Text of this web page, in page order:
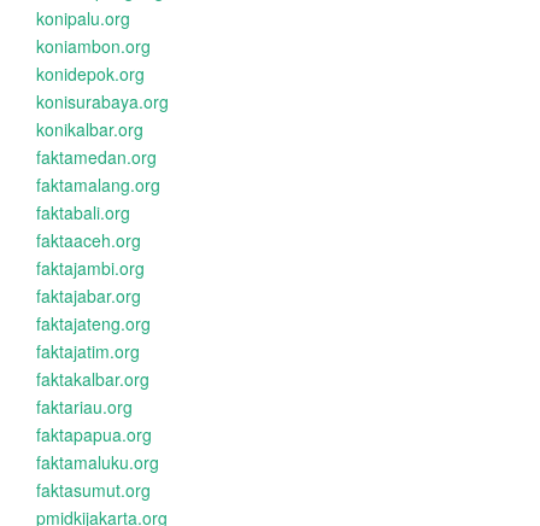
konipalu.org
koniambon.org
konidepok.org
konisurabaya.org
konikalbar.org
faktamedan.org
faktamalang.org
faktabali.org
faktaaceh.org
faktajambi.org
faktajabar.org
faktajateng.org
faktajatim.org
faktakalbar.org
faktariau.org
faktapapua.org
faktamaluku.org
faktasumut.org
pmidkijakarta.org